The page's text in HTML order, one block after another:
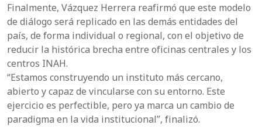
Finalmente, Vázquez Herrera reafirmó que este modelo
de diálogo será replicado en las demás entidades del
país, de forma individual o regional, con el objetivo de
reducir la histórica brecha entre oficinas centrales y los
centros INAH.
“Estamos construyendo un instituto más cercano,
abierto y capaz de vincularse con su entorno. Este
ejercicio es perfectible, pero ya marca un cambio de
paradigma en la vida institucional”, finalizó.